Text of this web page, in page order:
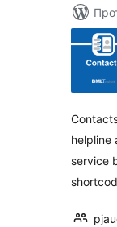
helpline
service